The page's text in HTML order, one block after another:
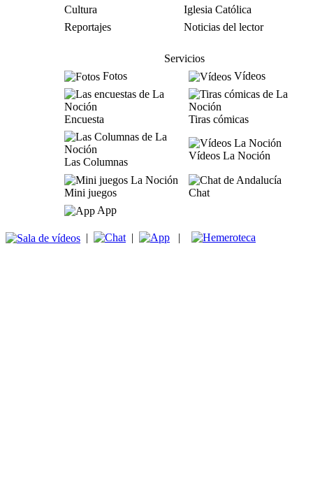
Cultura
Iglesia Católica
Reportajes
Noticias del lector
Servicios
Fotos
Vídeos
Encuesta Tiras cómicas
Las Columnas
Vídeos La Noción
Mini juegos
Chat
App
| | |